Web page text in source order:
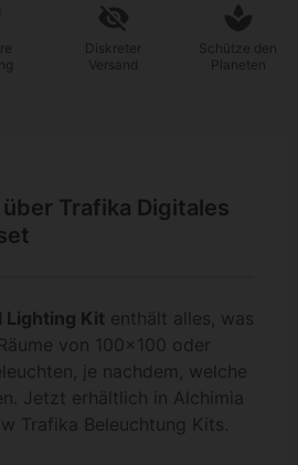
Diskreter
Versand
Schütze den
Planeten
Trafika Digitales
Lighting Kit enthält alles, was
von 100x100 oder
je nachdem, welche
Jetzt erhältlich in Alchimia
Trafika Beleuchtung Kits.